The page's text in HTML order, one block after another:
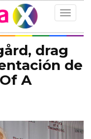
Toggle
drag
de
A